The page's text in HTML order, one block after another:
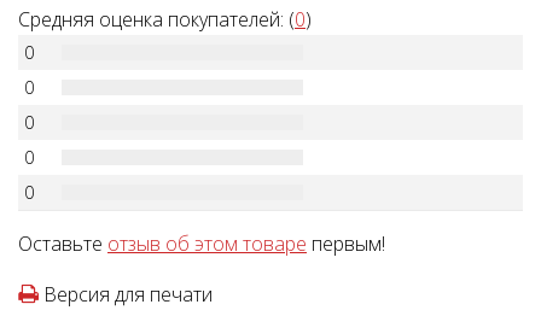
Средняя оценка покупателей: (0)
0
0
0
0
0
Оставьте отзыв об этом товаре первым!
Версия для печати